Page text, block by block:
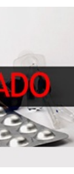
Publicaciones